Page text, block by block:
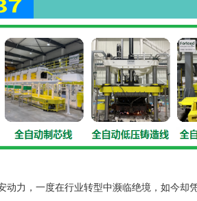
动力，一度在行业转型中濒临绝境，如今却